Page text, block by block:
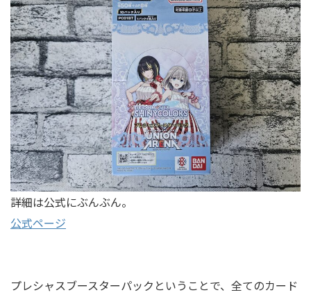
詳細は公式にぶんぶん。
公式ページ
プレシャスブースターパックということで、全てのカード